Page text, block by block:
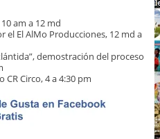
am a 12 md
el El AlMo Producciones, 12 md a
demostración del proceso
Circo, 4 a 4:30 pm